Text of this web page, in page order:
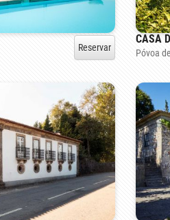
Reservar
CASA
Póvoa